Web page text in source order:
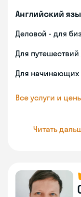
Английский
Деловой - для
Для путешествий
Для
Все услуги и
Читать